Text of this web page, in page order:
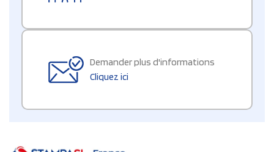
Demander plus d'informations
Cliquez ici